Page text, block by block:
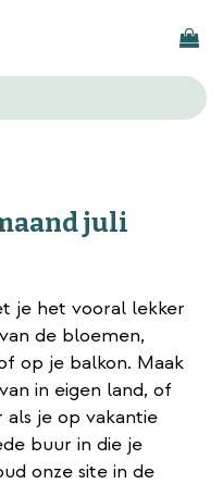
juli
je het vooral lekker
de bloemen,
op je balkon. Maak
in eigen land, of
je op vakantie
buur in die je
onze site in de